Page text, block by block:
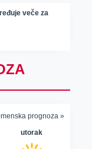
veče za